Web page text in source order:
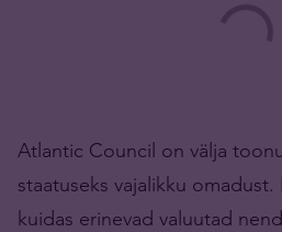
Atlantic Council on välja
staatuseks vajalikku
kuidas erinevad valuutad